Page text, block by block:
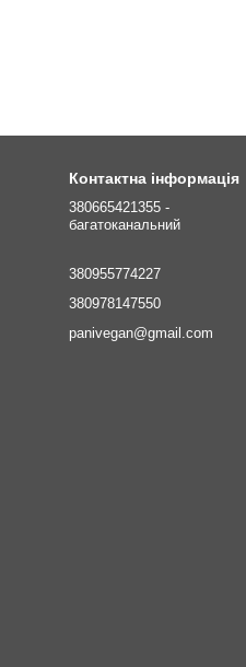
Контактна інформація
380665421355 -
багатоканальний
380955774227
380978147550
panivegan@gmail.com